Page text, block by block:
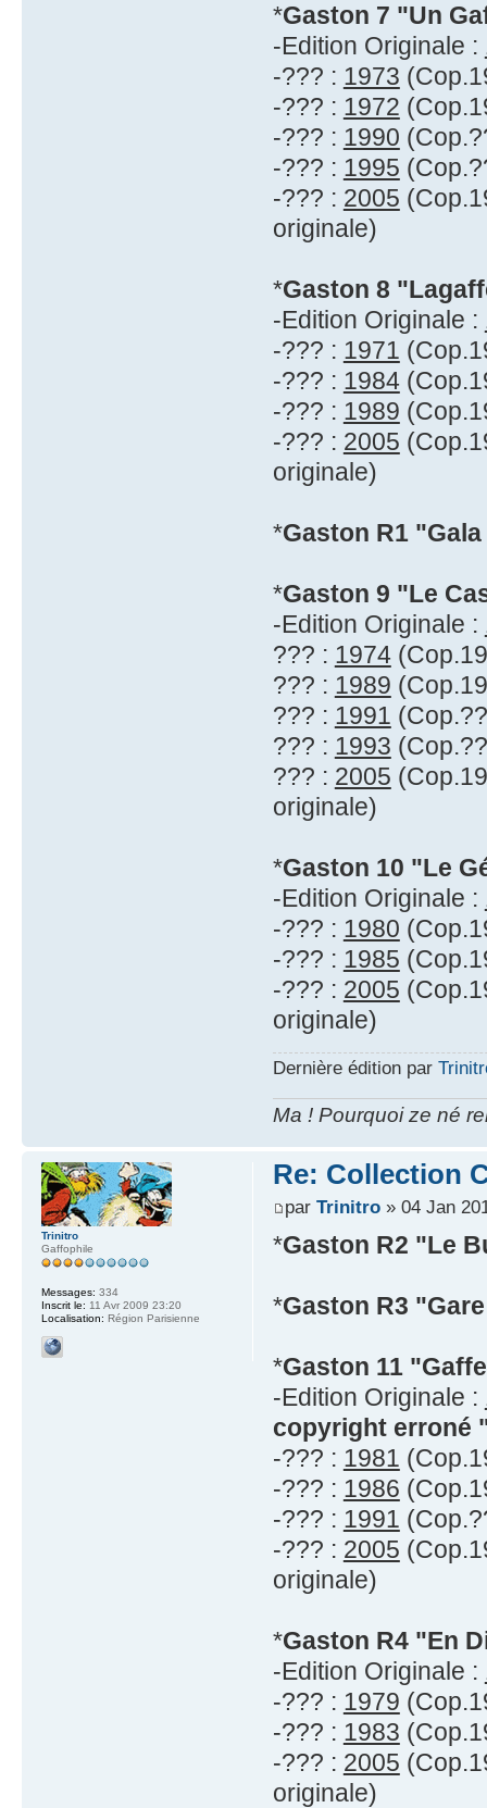
*Gaston 7 "Un
-Edition Originale :
-??? : 1973
-??? : 1972
-??? : 1990
-??? : 1995
-??? : 2005
originale)
*Gaston 8
-Edition Originale :
-??? : 1971
-??? : 1984
-??? : 1989
-??? : 2005
originale)
*Gaston R1
*Gaston 9 "Le
-Edition Originale :
??? : 1974
??? : 1989
??? : 1991
??? : 1993
??? : 2005
originale)
*Gaston 10 "Le
-Edition Originale :
-??? : 1980
-??? : 1985
-??? : 2005
originale)
Dernière édition par
Ma ! Pourquoi ze né
Re: Collection
par Trinitro» 04 Jan
*Gaston R2 "Le
*Gaston R3
*Gaston 11
-Edition Originale :
copyright erroné
-??? : 1981
-??? : 1986
-??? : 1991
-??? : 2005
originale)
*Gaston R4 "En
-Edition Originale :
-??? : 1979
-??? : 1983
-??? : 2005
originale)
Trinitro
Gaffophile
Messages: 334
Inscrit le: 11 Avr 2009 23:20
Localisation: Région Parisienne